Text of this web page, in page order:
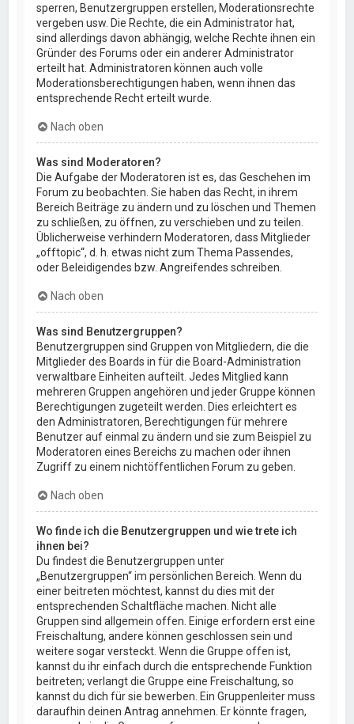
sperren, Benutzergruppen erstellen, Moderationsrechte
vergeben usw. Die Rechte, die ein Administrator hat,
sind allerdings davon abhängig, welche Rechte ihnen ein
Gründer des Forums oder ein anderer Administrator
erteilt hat. Administratoren können auch volle
Moderationsberechtigungen haben, wenn ihnen das
entsprechende Recht erteilt wurde.
Nach oben
Was sind Moderatoren?
Die Aufgabe der Moderatoren ist es, das Geschehen im
Forum zu beobachten. Sie haben das Recht, in ihrem
Bereich Beiträge zu ändern und zu löschen und Themen
zu schließen, zu öffnen, zu verschieben und zu teilen.
Üblicherweise verhindern Moderatoren, dass Mitglieder
„offtopic“, d. h. etwas nicht zum Thema Passendes,
oder Beleidigendes bzw. Angreifendes schreiben.
Nach oben
Was sind Benutzergruppen?
Benutzergruppen sind Gruppen von Mitgliedern, die die
Mitglieder des Boards in für die Board-Administration
verwaltbare Einheiten aufteilt. Jedes Mitglied kann
mehreren Gruppen angehören und jeder Gruppe können
Berechtigungen zugeteilt werden. Dies erleichtert es
den Administratoren, Berechtigungen für mehrere
Benutzer auf einmal zu ändern und sie zum Beispiel zu
Moderatoren eines Bereichs zu machen oder ihnen
Zugriff zu einem nichtöffentlichen Forum zu geben.
Nach oben
Wo finde ich die Benutzergruppen und wie trete ich
ihnen bei?
Du findest die Benutzergruppen unter
„Benutzergruppen“ im persönlichen Bereich. Wenn du
einer beitreten möchtest, kannst du dies mit der
entsprechenden Schaltfläche machen. Nicht alle
Gruppen sind allgemein offen. Einige erfordern erst eine
Freischaltung, andere können geschlossen sein und
weitere sogar versteckt. Wenn die Gruppe offen ist,
kannst du ihr einfach durch die entsprechende Funktion
beitreten; verlangt die Gruppe eine Freischaltung, so
kannst du dich für sie bewerben. Ein Gruppenleiter muss
daraufhin deinen Antrag annehmen. Er könnte fragen,